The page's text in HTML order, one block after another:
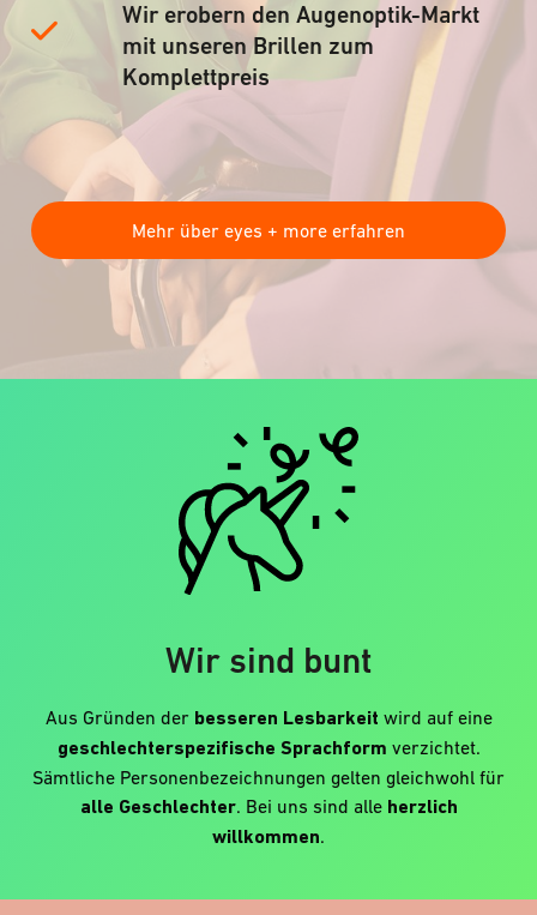
Wir erobern den Augenoptik-Markt
mit unseren Brillen zum
Komplettpreis
Mehr über eyes + more erfahren
Wir sind bunt
Aus Gründen der besseren Lesbarkeit wird auf eine
geschlechterspezifische Sprachform verzichtet.
Sämtliche Personenbezeichnungen gelten gleichwohl für
alle Geschlechter. Bei uns sind alle herzlich
willkommen.